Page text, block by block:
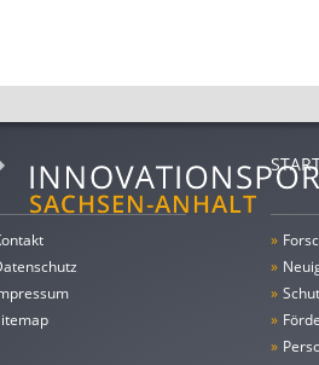
»
»
»
»
»